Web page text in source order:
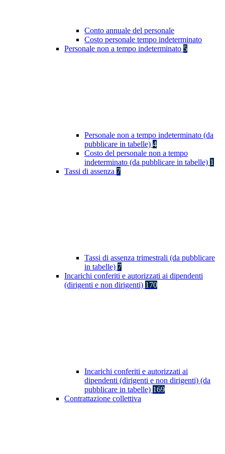
Conto annuale del personale
Costo personale tempo indeterminato
Personale non a tempo indeterminato 5
Personale non a tempo indeterminato (da
pubblicare in tabelle) 4
Costo del personale non a tempo
indeterminato (da pubblicare in tabelle) 1
Tassi di assenza 7
Tassi di assenza trimestrali (da pubblicare
in tabelle) 7
Incarichi conferiti e autorizzati ai dipendenti
(dirigenti e non dirigenti) 170
Incarichi conferiti e autorizzati ai
dipendenti (dirigenti e non dirigenti) (da
pubblicare in tabelle) 169
Contrattazione collettiva